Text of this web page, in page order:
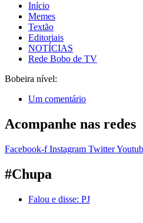
Início
Memes
Textão
Editoriais
NOTÍCIAS
Rede Bobo de TV
Bobeira nível:
Um comentário
Acompanhe nas redes
Facebook-f Instagram Twitter
#Chupa
Falou e disse: PJ